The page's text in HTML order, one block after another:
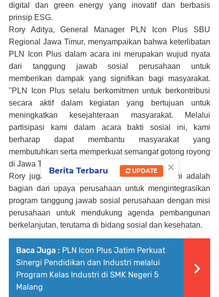
digital dan green energy yang inovatif dan berbasis
prinsip ESG.
Rory Aditya, General Manager PLN Icon Plus SBU
Regional Jawa Timur, menyampaikan bahwa keterlibatan
PLN Icon Plus dalam acara ini merupakan wujud nyata
dari tanggung jawab sosial perusahaan untuk
memberikan dampak yang signifikan bagi masyarakat.
"PLN Icon Plus selalu berkomitmen untuk berkontribusi
secara aktif dalam kegiatan yang bertujuan untuk
meningkatkan kesejahteraan masyarakat. Melalui
partisipasi kami dalam acara bakti sosial ini, kami
berharap dapat membantu masyarakat yang
membutuhkan serta memperkuat semangat gotong royong
di Jawa Timur," ujar Rory Aditya.
Rory juga menekankan bahwa acara seperti ini adalah
bagian dari upaya perusahaan untuk mengintegrasikan
program tanggung jawab sosial perusahaan dengan misi
perusahaan untuk mendukung agenda pembangunan
berkelanjutan, terutama di bidang sosial dan kesehatan.
Baca Juga : PLN Icon Plus Jatim Perkuat
Sinergi Pendidikan dan Industri melalui
Program Kelas Industri di SMK Negeri 5
Malang
×
Berita Terbaru UPDATE